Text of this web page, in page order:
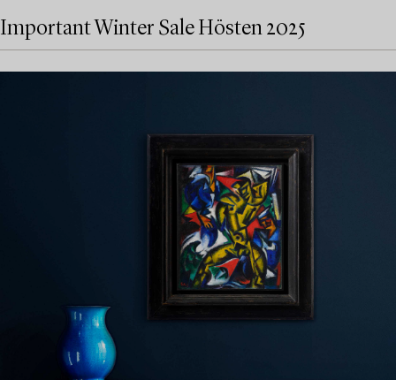
Important Winter Sale Hösten 2025